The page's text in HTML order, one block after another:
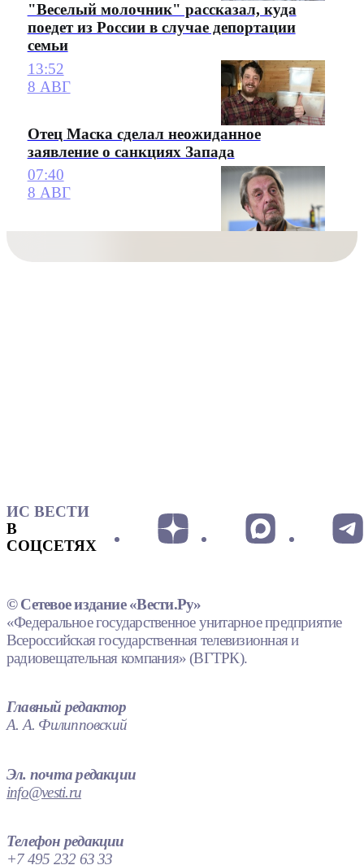
"Веселый молочник" рассказал, куда
поедет из России в случае депортации
семьи
13:52
8 АВГ
Отец Маска сделал неожиданное
заявление о санкциях Запада
07:40
8 АВГ
ИС ВЕСТИ
В
СОЦСЕТЯХ
© Сетевое издание «Вести.Ру»
«Федеральное государственное унитарное предприятие
Всероссийская государственная телевизионная и
радиовещательная компания» (ВГТРК).
Главный редактор
А. А. Филипповский
Эл. почта редакции
info@vesti.ru
Телефон редакции
+7 495 232 63 33